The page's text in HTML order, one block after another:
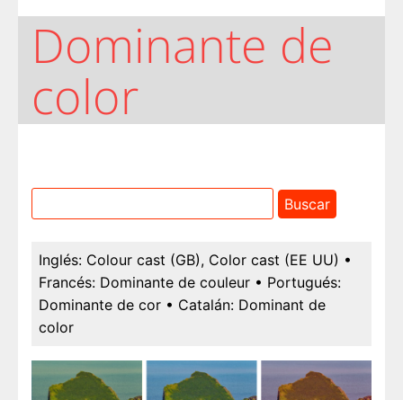
Dominante de
color
Inglés: Colour cast (GB), Color cast (EE UU) •
Francés: Dominante de couleur • Portugués:
Dominante de cor • Catalán: Dominant de
color